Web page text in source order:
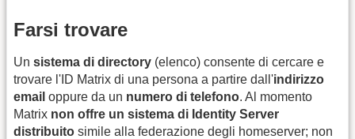
Farsi trovare
Un sistema di directory (elenco) consente di cercare e
trovare l'ID Matrix di una persona a partire dall'indirizzo
email oppure da un numero di telefono. Al momento
Matrix non offre un sistema di Identity Server
distribuito simile alla federazione degli homeserver; non